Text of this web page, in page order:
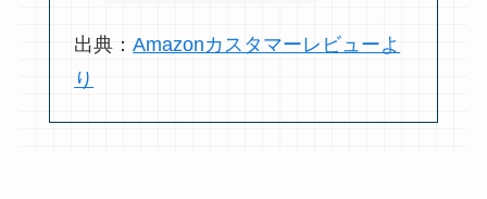
出典：Amazonカスタマーレビューよ
り